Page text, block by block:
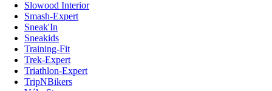
Slowood Interior
Smash-Expert
Sneak'In
Sneakids
Training-Fit
Trek-Expert
Triathlon-Expert
TripNBikers